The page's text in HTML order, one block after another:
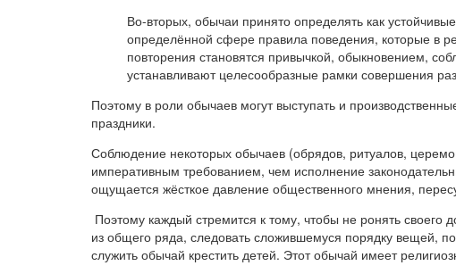
Во-вторых, обычаи принято определять как
определённой сфере правила поведения, которые в
повторения становятся привычкой, обыкновением,
устанавливают целесообразные рамки совершения
Поэтому в роли обычаев могут выступать и
праздники.
Соблюдение некоторых обычаев (обрядов, ритуалов,
императивным требованием, чем исполнение
ощущается жёсткое давление общественного мнения,
Поэтому каждый стремится к тому, чтобы не ронять своего
из общего ряда, следовать сложившемуся порядку вещей,
служить обычай крестить детей. Этот обычай имеет